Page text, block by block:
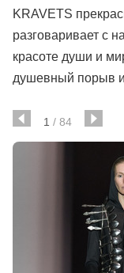
KRAVETS
разговаривает с
красоте души и
душевный порыв
1 / 84